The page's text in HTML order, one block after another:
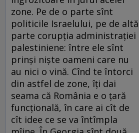
zone. Pe de o parte sînt
politicile Israelului, pe de altă
parte corupţia administraţiei
palestiniene: între ele sînt
prinşi nişte oameni care nu
au nici o vină. Cînd te întorci
din astfel de zone, îţi dai
seama că România e o ţară
funcţională, în care ai cît de
cît idee ce se va întîmpla